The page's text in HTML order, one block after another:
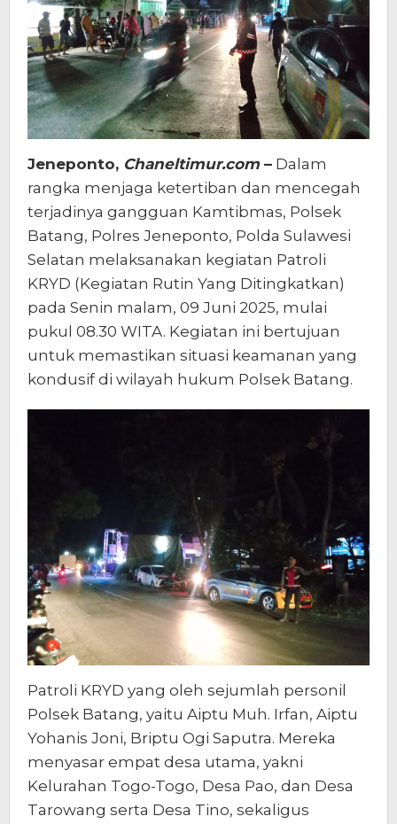
Jeneponto, Chaneltimur.com– Dalam
rangka menjaga ketertiban dan mencegah
terjadinya gangguan Kamtibmas, Polsek
Batang, Polres Jeneponto, Polda Sulawesi
Selatan melaksanakan kegiatan Patroli
KRYD (Kegiatan Rutin Yang Ditingkatkan)
pada Senin malam, 09 Juni 2025, mulai
pukul 08.30 WITA. Kegiatan ini bertujuan
untuk memastikan situasi keamanan yang
kondusif di wilayah hukum Polsek Batang.
Patroli KRYD yang oleh sejumlah personil
Polsek Batang, yaitu Aiptu Muh. Irfan, Aiptu
Yohanis Joni, Briptu Ogi Saputra. Mereka
menyasar empat desa utama, yakni
Kelurahan Togo-Togo, Desa Pao, dan Desa
Tarowang serta Desa Tino, sekaligus